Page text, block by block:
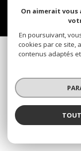
On aimerait
En poursuivant,
cookies par ce site,
contenus adaptés
TOUT